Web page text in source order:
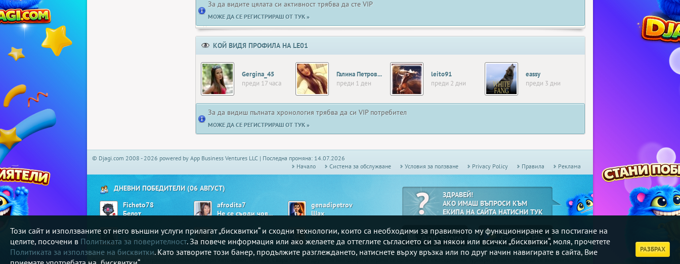
За да видите цялата си активност трябва да сте VIP
МОЖЕ ДА СЕ РЕГИСТРИРАШ ОТ ТУК »
КОЙ ВИДЯ ПРОФИЛА НА LE01
Gergina_45
преди 17 часа
Галина Петрова02
преди 1 ден
leito91
преди 2 дни
eassy
преди 3 дни
За да видиш пълната хронология трябва да си VIP потребител
МОЖЕ ДА СЕ РЕГИСТРИРАШ ОТ ТУК »
Този сайт и използваните от него външни услуги прилагат „бисквитки“ и сходни технологии, които са необходими за правилното му функциониране и за постигане на
целите, посочени в Политиката за поверителност. За повече информация или ако желаете да оттеглите съгласието си за някои или всички „бисквитки“, моля, прочетете
Политиката за използване на бисквитки. Като затворите този банер, продължите разглеждането, натиснете върху връзка или по друг начин навигирате в сайта, Вие
РАЗБРАХ
© Djagi.com 2008 - 2026 powered by App Business Ventures LLC | Последна промяна: 14.07.2026
Начало
Системa за обслужване Условия за ползване Privacy Policy Правила Реклама
ДНЕВНИ ПОБЕДИТЕЛИ (06 АВГУСТ)
Ficheto78
Белот
afrodita7
Не се сърди човече
genadipetrov
Шах
Atipov9
Билярд
Villie
Шише
Nicky_At
Реми
ЗДРАВЕЙ!
АКО ИМАШ ВЪПРОСИ КЪМ
ЕКИПА НА САЙТА НАТИСНИ ТУК
В djagi.com може да играете любимите си игри като